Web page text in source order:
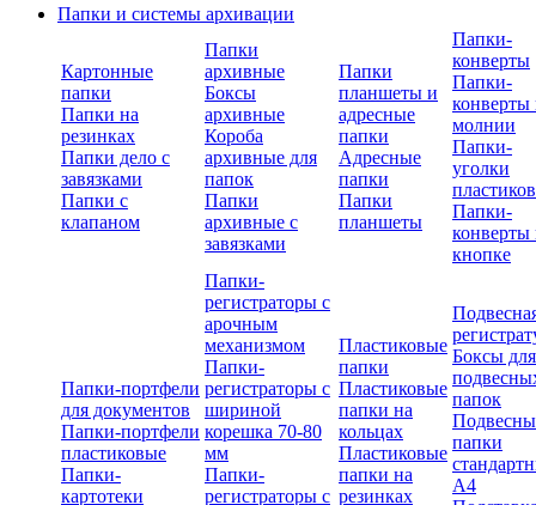
Папки и системы архивации
Картонные
папки
Папки на
резинках
Папки дело с
завязками
Папки с
клапаном
Папки
архивные
Боксы
архивные
Короба
архивные для
папок
Папки
архивные с
завязками
Папки
планшеты и
адресные
папки
Адресные
папки
Папки
планшеты
Папки-
конверты
Папки-
конверты
молнии
Папки-
уголки
Папки-
конверты
кнопке
Папки-портфели
для документов
Папки-портфели
пластиковые
Папки-
картотеки
Папки-
регистраторы с
арочным
механизмом
Папки-
регистраторы с
шириной
корешка 70-80
мм
Папки-
регистраторы с
Пластиковые
папки
Пластиковые
папки на
кольцах
Пластиковые
папки на
резинках
Боксы для
папок
папки
А4